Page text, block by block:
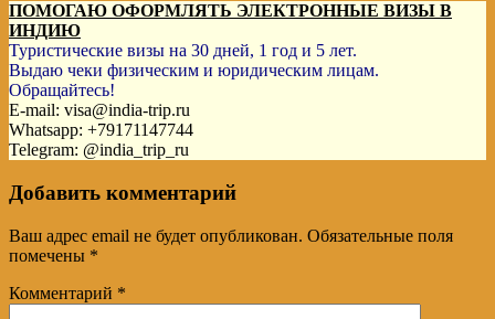
ПОМОГАЮ ОФОРМЛЯТЬ ЭЛЕКТРОННЫЕ ВИЗЫ В
ИНДИЮ
Туристические визы на 30 дней, 1 год и 5 лет.
Выдаю чеки физическим и юридическим лицам.
Обращайтесь!
E-mail: visa@india-trip.ru
Whatsapp: +79171147744
Telegram: @india_trip_ru
Добавить комментарий
Ваш адрес email не будет опубликован. Обязательные поля
помечены *
Комментарий *